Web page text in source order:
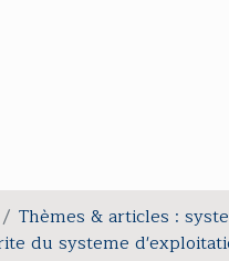
Thèmes & articles :
du systeme